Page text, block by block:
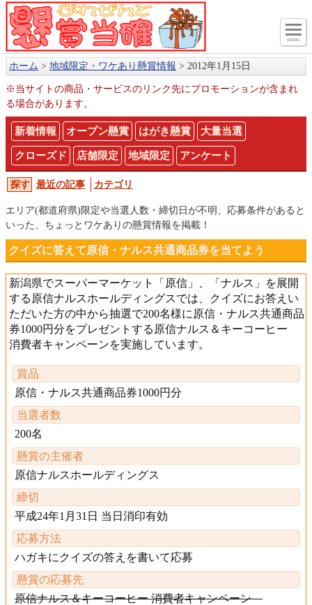
menu
ホーム 地域限定・ワケあり懸賞情報 2012年1月15日
※当サイトの商品・サービスのリンク先にプロモーションが含まれ
る場合があります。
新着情報 オープン懸賞 はがき懸賞 大量当選
クローズド 店舗限定 地域限定 アンケート
最近の記事 カテゴリ
エリア(都道府県)限定や当選人数・締切日が不明、応募条件があると
いった、ちょっとワケありの懸賞情報を掲載！
クイズに答えて原信・ナルス共通商品券を当てよう
新潟県でスーパーマーケット「原信」、「ナルス」を展開
する原信ナルスホールディングスでは、クイズにお答えい
ただいた方の中から抽選で200名様に原信・ナルス共通商品
券1000円分をプレゼントする原信ナルス＆キーコーヒー
消費者キャンペーンを実施しています。
賞品
原信・ナルス共通商品券1000円分
当選者数
200名
懸賞の主催者
原信ナルスホールディングス
締切
平成24年1月31日 当日消印有効
応募方法
ハガキにクイズの答えを書いて応募
懸賞の応募先
原信ナルス＆キーコーヒー 消費者キャンペーン